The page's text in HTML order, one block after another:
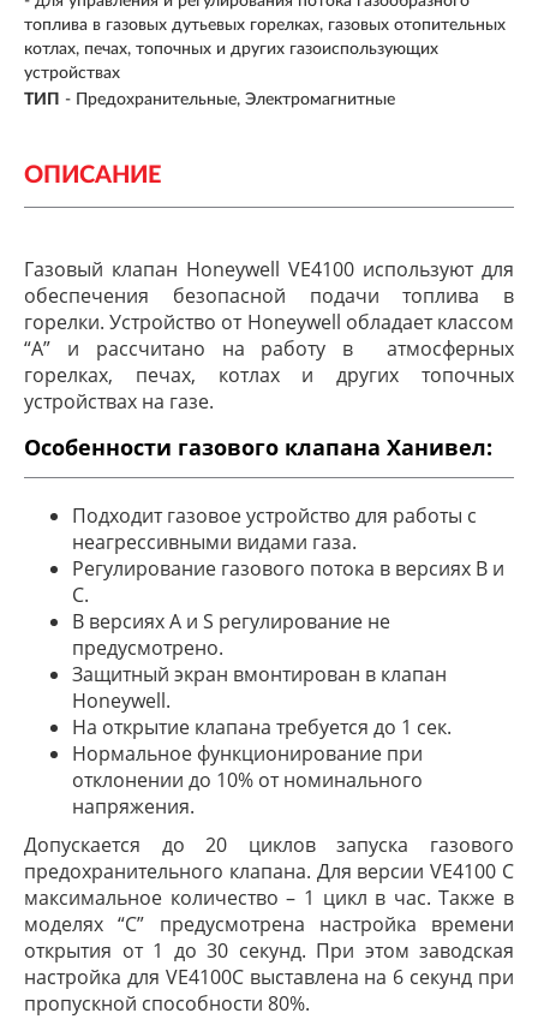
топлива в газовых дутьевых горелках, газовых отопительных
котлах, печах, топочных и других газоиспользующих
устройствах
ТИП - Предохранительные, Электромагнитные
ОПИСАНИЕ
Газовый клапан Honeywell VE4100 используют для
обеспечения безопасной подачи топлива в
горелки. Устройство от Honeywell обладает классом
“A” и рассчитано на работу в атмосферных
горелках, печах, котлах и других топочных
устройствах на газе.
Особенности газового клапана Ханивел:
Подходит газовое устройство для работы с
неагрессивными видами газа.
Регулирование газового потока в версиях B и
C.
В версиях A и S регулирование не
предусмотрено.
Защитный экран вмонтирован в клапан
Honeywell.
На открытие клапана требуется до 1 сек.
Нормальное функционирование при
отклонении до 10% от номинального
напряжения.
Допускается до 20 циклов запуска газового
предохранительного клапана. Для версии VE4100 C
максимальное количество – 1 цикл в час. Также в
моделях “C” предусмотрена настройка времени
открытия от 1 до 30 секунд. При этом заводская
настройка для VE4100C выставлена на 6 секунд при
пропускной способности 80%.